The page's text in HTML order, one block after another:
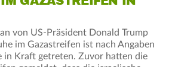
von US-Präsident Donald Trump
im Gazastreifen ist nach Angaben
in Kraft getreten. Zuvor hatten die